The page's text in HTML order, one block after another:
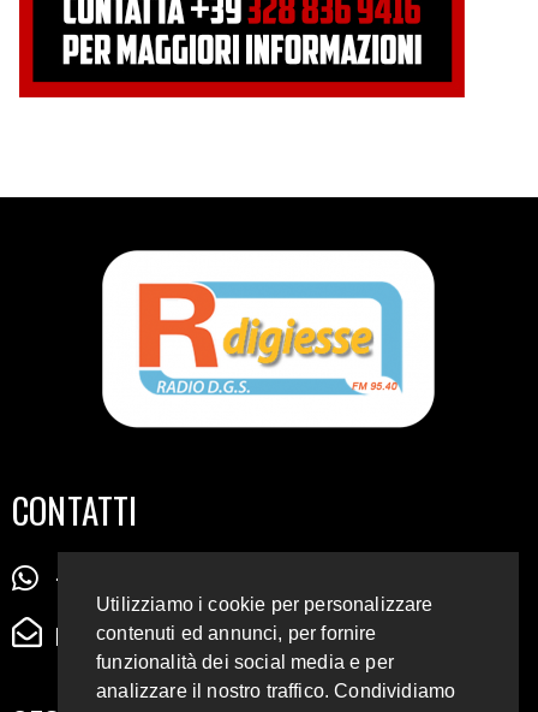
CONTATTI
+39 345 72 72 88 5
radiodigiesse@gmail.com
Utilizziamo i cookie per personalizzare
contenuti ed annunci, per fornire
funzionalità dei social media e per
analizzare il nostro traffico. Condividiamo